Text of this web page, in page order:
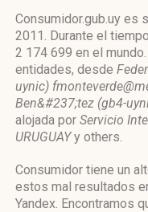
Consumidor.gub.uy es
2011. Durante el
2 174 699 en el
entidades, desde
uynic)
Ben&#237;tez (gb4-
alojada por Servicio
URUGUAYy others.
Consumidor tiene un
estos mal resultados
Yandex. Encontramos